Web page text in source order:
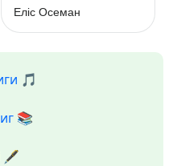
Еліс Осеман
🎵
📚
🖋️